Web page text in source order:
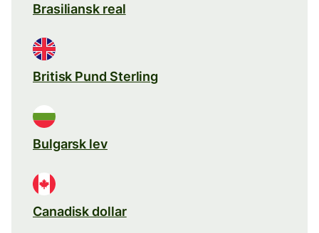
Brasiliansk real
Britisk Pund Sterling
Bulgarsk lev
Canadisk dollar